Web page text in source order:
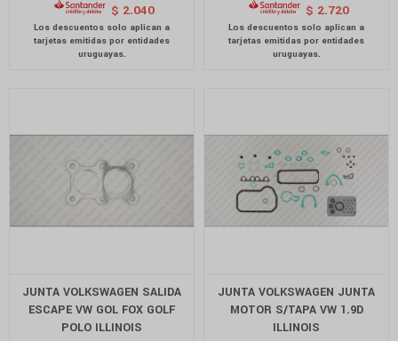
$ 2.040 $ 2.720
JUNTA VOLKSWAGEN SALIDA
ESCAPE VW GOL FOX GOLF
POLO ILLINOIS
JUNTA VOLKSWAGEN JUNTA
MOTOR S/TAPA VW 1.9D
ILLINOIS